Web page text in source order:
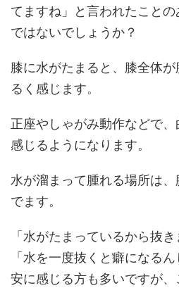
てますね」と言われたこと
ではないでしょうか？
膝に水がたまると、膝全体
るく感じます。
正座やしゃがみ動作などで
感じるようになります。
水が溜まって腫れる場所は
でます。
「水がたまっているから抜
「水を一度抜くと癖になる
安に感じる方も多いですが